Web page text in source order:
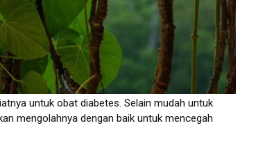
untuk obat diabetes. Selain mudah untuk
mengolahnya dengan baik untuk mencegah